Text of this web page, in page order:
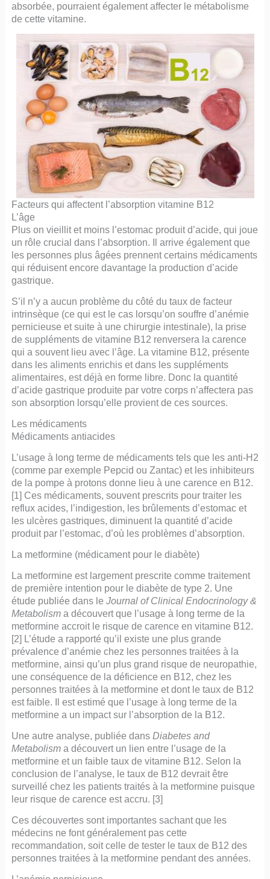
absorbée, pourraient également affecter le métabolisme
de cette vitamine.
Facteurs qui affectent l’absorption vitamine B12
L’âge
Plus on vieillit et moins l’estomac produit d’acide, qui joue
un rôle crucial dans l’absorption. Il arrive également que
les personnes plus âgées prennent certains médicaments
qui réduisent encore davantage la production d’acide
gastrique.
S’il n’y a aucun problème du côté du taux de facteur
intrinsèque (ce qui est le cas lorsqu’on souffre d’anémie
pernicieuse et suite à une chirurgie intestinale), la prise
de suppléments de vitamine B12 renversera la carence
qui a souvent lieu avec l’âge. La vitamine B12, présente
dans les aliments enrichis et dans les suppléments
alimentaires, est déjà en forme libre. Donc la quantité
d’acide gastrique produite par votre corps n’affectera pas
son absorption lorsqu’elle provient de ces sources.
Les médicaments
Médicaments antiacides
L’usage à long terme de médicaments tels que les anti-H2
(comme par exemple Pepcid ou Zantac) et les inhibiteurs
de la pompe à protons donne lieu à une carence en B12.
[1] Ces médicaments, souvent prescrits pour traiter les
reflux acides, l’indigestion, les brûlements d’estomac et
les ulcères gastriques, diminuent la quantité d’acide
produit par l’estomac, d’où les problèmes d’absorption.
La metformine (médicament pour le diabète)
La metformine est largement prescrite comme traitement
de première intention pour le diabète de type 2. Une
étude publiée dans le Journal of Clinical Endocrinology &
Metabolisma découvert que l’usage à long terme de la
metformine accroit le risque de carence en vitamine B12.
[2] L’étude a rapporté qu’il existe une plus grande
prévalence d’anémie chez les personnes traitées à la
metformine, ainsi qu’un plus grand risque de neuropathie,
une conséquence de la déficience en B12, chez les
personnes traitées à la metformine et dont le taux de B12
est faible. Il est estimé que l’usage à long terme de la
metformine a un impact sur l’absorption de la B12.
Une autre analyse, publiée dans Diabetes and
Metabolism a découvert un lien entre l’usage de la
metformine et un faible taux de vitamine B12. Selon la
conclusion de l’analyse, le taux de B12 devrait être
surveillé chez les patients traités à la metformine puisque
leur risque de carence est accru. [3]
Ces découvertes sont importantes sachant que les
médecins ne font généralement pas cette
recommandation, soit celle de tester le taux de B12 des
personnes traitées à la metformine pendant des années.